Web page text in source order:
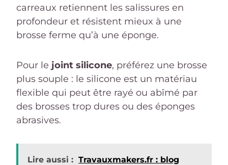
carreaux retiennent les salissures en
profondeur et résistent mieux à une
brosse ferme qu’à une éponge.
Pour le joint silicone, préférez une brosse
plus souple : le silicone est un matériau
flexible qui peut être rayé ou abîmé par
des brosses trop dures ou des éponges
abrasives.
Lire aussi : Travauxmakers.fr : blog